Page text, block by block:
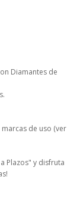
Diamantes de
de uso (ver
Plazos" y disfruta